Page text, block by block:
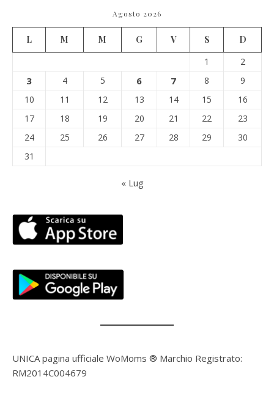
Agosto 2026
L M M G V S
D
1
2
3 4 5 6 7 8
9
10
11 12 13 14 15
16
17
18 19 20 21 22
23
24
25 26 27 28 29
30
31
« Lug
UNICA pagina ufficiale WoMoms ® Marchio Registrato:
RM2014C004679